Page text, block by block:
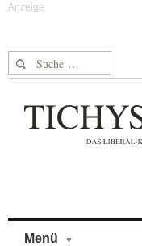
Suche nach:
Menü